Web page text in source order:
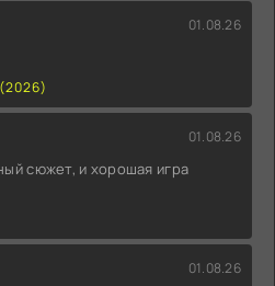
01.08.26
01.08.26
сюжет, и хорошая игра
01.08.26